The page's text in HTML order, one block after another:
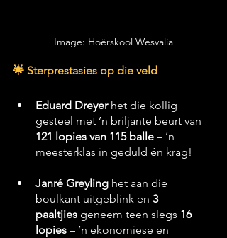
Image: Hoërskool Wesvalia
🌟 Sterprestasies op die veld
Eduard Dreyer het die kollig
gesteel met ’n briljante beurt van
121 lopies van 115 balle – ’n
meesterklas in geduld én krag!
Janré Greyling het aan die
boulkant uitgeblink en 3
paaltjies geneem teen slegs 16
lopies – ’n ekonomiese en